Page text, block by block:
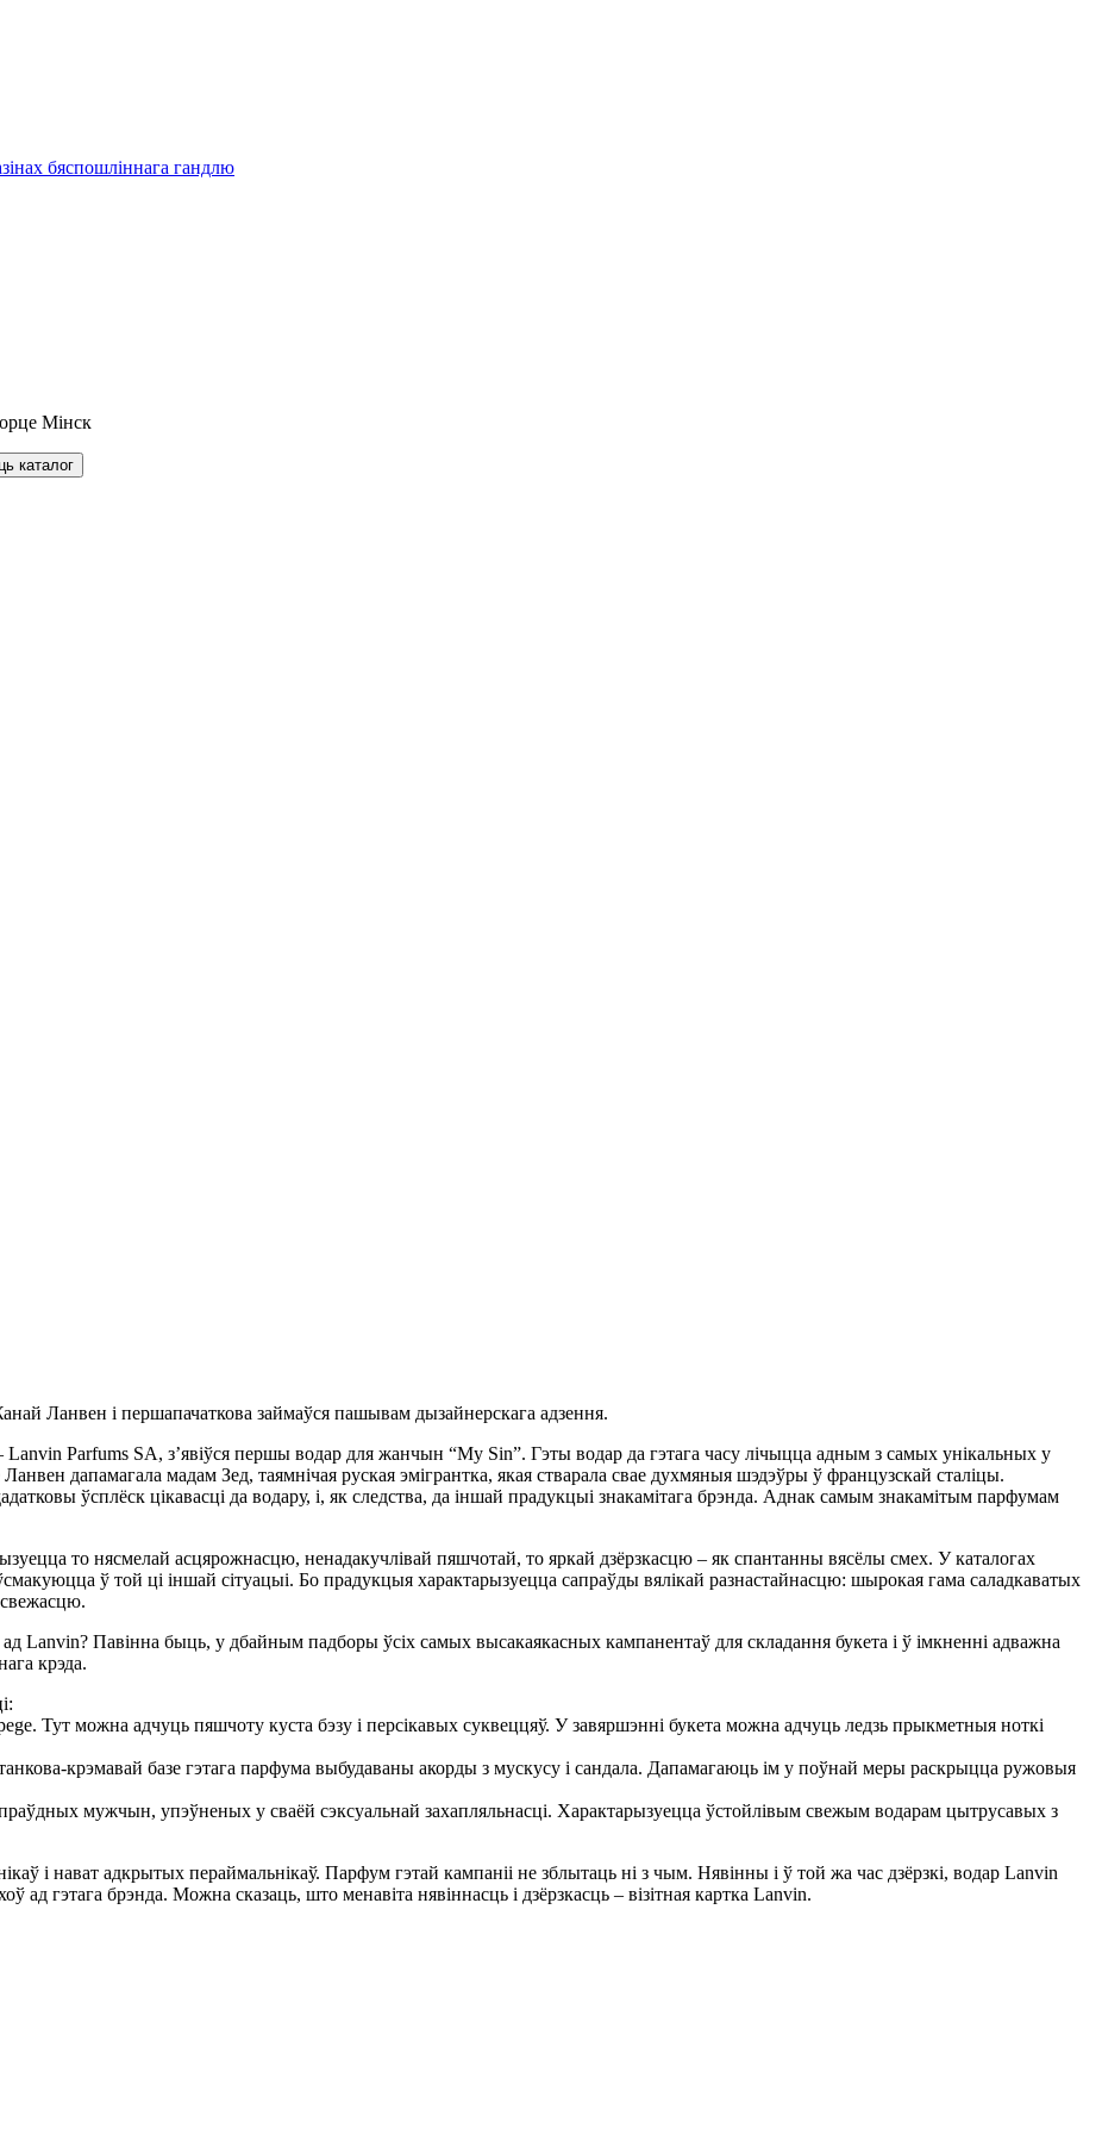
бяспошліннага гандлю
Мінск
каталог
Ланвен і першапачаткова займаўся пашывам дызайнерскага адзення.
Parfums SA, з’явіўся першы водар для жанчын “My Sin”. Гэты водар да гэтага часу лічыцца адным з самых унікальных у
дапамагала мадам Зед, таямнічая руская эмігрантка, якая стварала свае духмяныя шэдэўры ў французскай сталіцы.
ўсплёск цікавасці да водару, і, як следства, да іншай прадукцыі знакамітага брэнда. Аднак самым знакамітым парфумам
то нясмелай асцярожнасцю, ненадакучлівай пяшчотай, то яркай дзёрзкасцю – як спантанны вясёлы смех. У каталогах
ў той ці іншай сітуацыі. Бо прадукцыя характарызуецца сапраўды вялікай разнастайнасцю: шырокая гама саладкаватых
свежасцю.
Lanvin? Павінна быць, у дбайным падборы ўсіх самых высакаякасных кампанентаў для складання букета і ў імкненні адважна
крэда.
Тут можна адчуць пяшчоту куста бэзу і персікавых суквеццяў. У завяршэнні букета можна адчуць ледзь прыкметныя ноткі
крэмавай базе гэтага парфума выбудаваны акорды з мускусу і сандала. Дапамагаюць ім у поўнай меры раскрыцца ружовыя
мужчын, упэўненых у сваёй сэксуальнай захапляльнасці. Характарызуецца ўстойлівым свежым водарам цытрусавых з
і нават адкрытых пераймальнікаў. Парфум гэтай кампаніі не зблытаць ні з чым. Нявінны і ў той жа час дзёрзкі, водар Lanvin
ад гэтага брэнда. Можна сказаць, што менавіта нявіннасць і дзёрзкасць – візітная картка Lanvin.